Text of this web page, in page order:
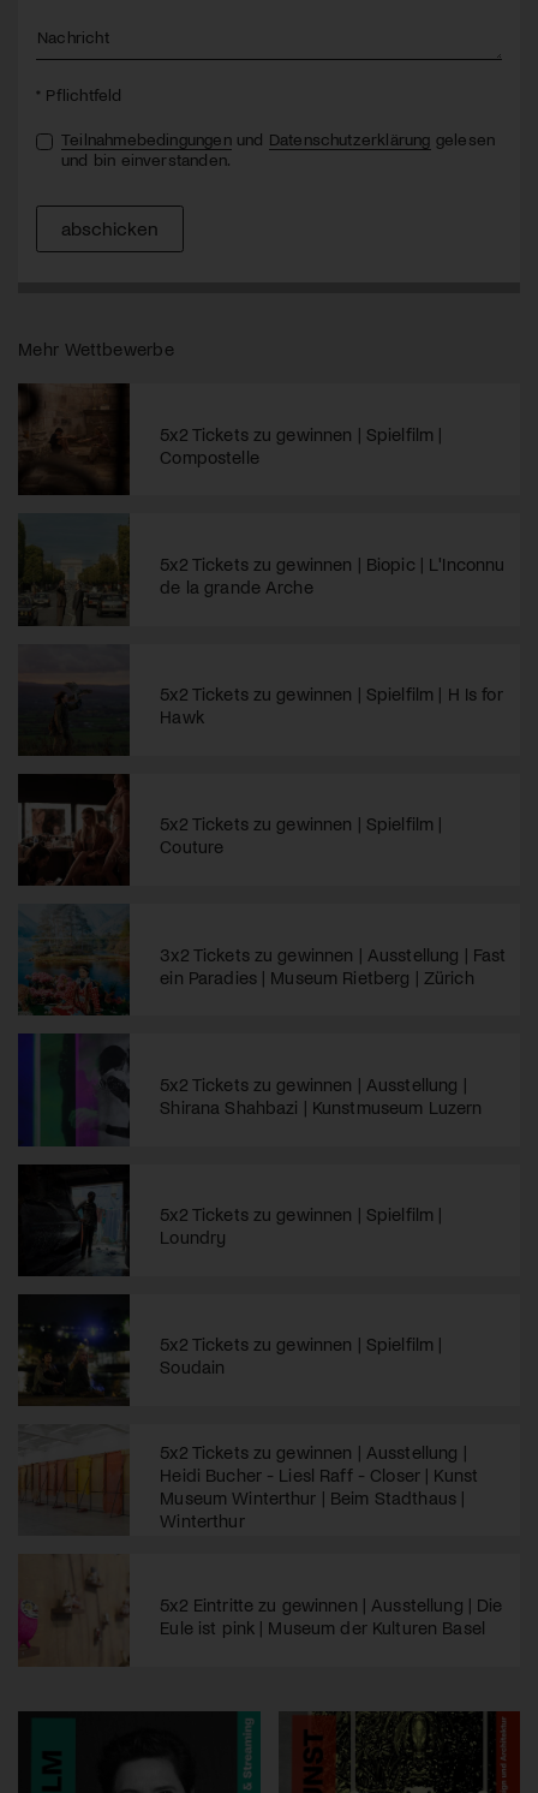
Nachricht
* Pflichtfeld
Teilnahmebedingungenund Datenschutzerklärung gelesen
und bin einverstanden.
abschicken
Mehr Wettbewerbe
5x2 Tickets zu gewinnen | Spielfilm |
Compostelle
5x2 Tickets zu gewinnen | Biopic | L'Inconnu
de la grande Arche
5x2 Tickets zu gewinnen | Spielfilm | H Is for
Hawk
5x2 Tickets zu gewinnen | Spielfilm |
Couture
3x2 Tickets zu gewinnen | Ausstellung | Fast
ein Paradies | Museum Rietberg | Zürich
5x2 Tickets zu gewinnen | Ausstellung |
Shirana Shahbazi | Kunstmuseum Luzern
5x2 Tickets zu gewinnen | Spielfilm |
Loundry
5x2 Tickets zu gewinnen | Spielfilm |
Soudain
5x2 Tickets zu gewinnen | Ausstellung |
Heidi Bucher - Liesl Raff - Closer | Kunst
Museum Winterthur | Beim Stadthaus |
Winterthur
5x2 Eintritte zu gewinnen | Ausstellung | Die
Eule ist pink | Museum der Kulturen Basel